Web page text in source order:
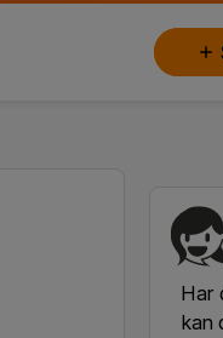
Har
kan